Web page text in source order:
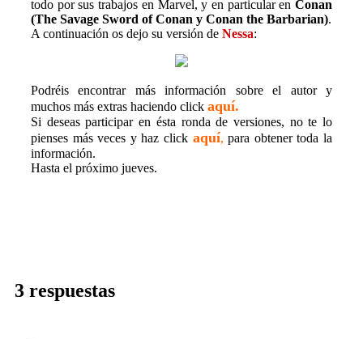
todo por sus trabajos en Marvel, y en particular en Conan
(The Savage Sword of Conan y Conan the Barbarian).
A continuación os dejo su versión de Nessa:
Podréis encontrar más información sobre el autor y
muchos más extras haciendo click aquí.
Si deseas participar en ésta ronda de versiones, no te lo
pienses más veces y haz click aquí, para obtener toda la
información.
Hasta el próximo jueves.
3 respuestas